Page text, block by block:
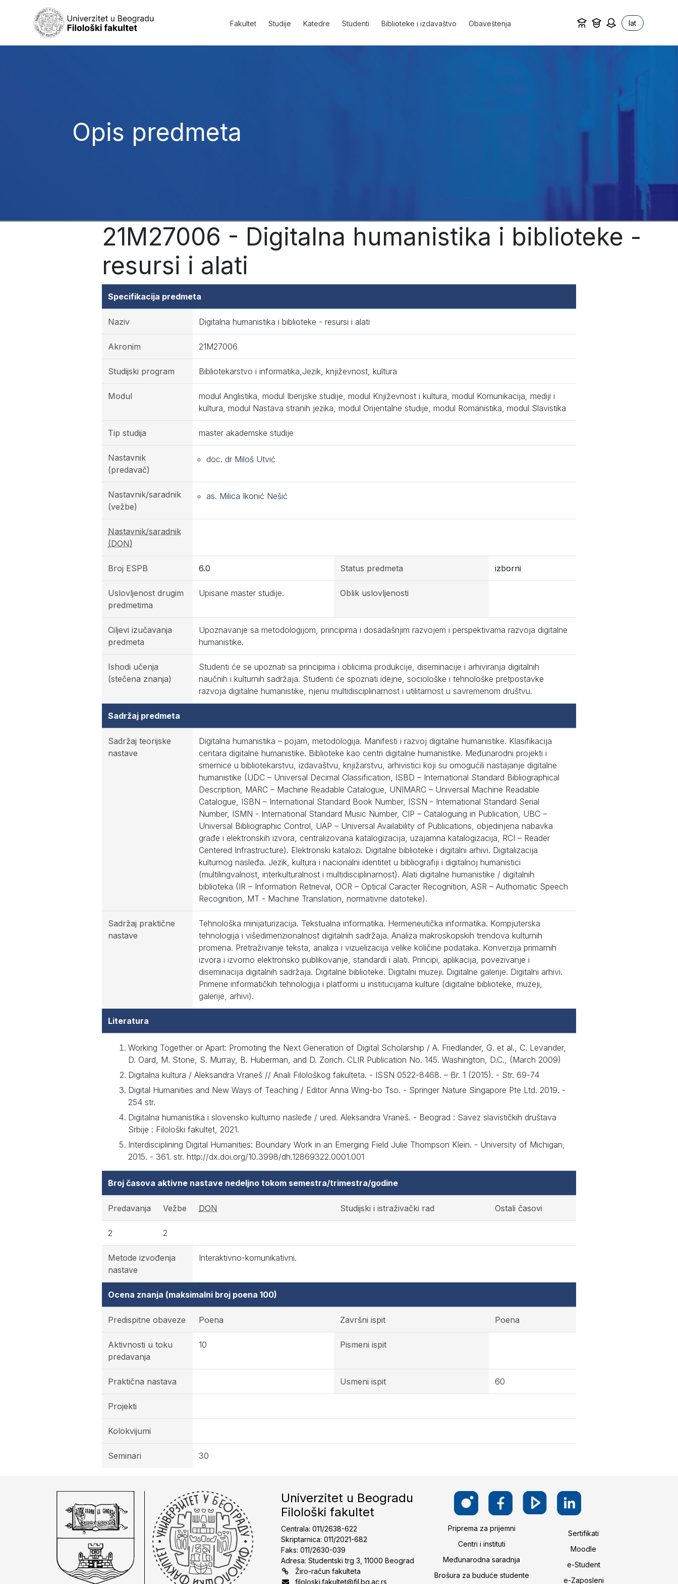
Fakultet Studije Katedre Studenti Biblioteke i izdavaštvo Obaveštenja lat
Opis predmeta
21M27006 - Digitalna humanistika i biblioteke -
resursi i alati
Specifikacija predmeta
Naziv Digitalna humanistika i biblioteke - resursi i alati
Akronim 21M27006
Studijski program Bibliotekarstvo i informatika,Jezik, književnost, kultura
Modul
modul Anglistika, modul Iberijske studije, modul Književnost i kultura, modul Komunikacija, mediji i
kultura, modul Nastava stranih jezika, modul Orijentalne studije, modul Romanistika, modul Slavistika
Tip studija master akademske studije
Nastavnik
(predavač)
doc. dr Miloš Utvić
Nastavnik/saradnik
(vežbe)
as. Milica Ikonić Nešić
Nastavnik/saradnik
(DON)
Broj ESPB 6.0 Status predmeta izborni
Uslovljenost drugim
predmetima
Upisane master studije. Oblik uslovljenosti
Ciljevi izučavanja
predmeta
Upoznavanje sa metodologijom, principima i dosadašnjim razvojem i perspektivama razvoja digitalne
humanistike.
Ishodi učenja
(stečena znanja)
Studenti će se upoznati sa principima i oblicima produkcije, diseminacije i arhiviranja digitalnih
naučnih i kulturnih sadržaja. Studenti će spoznati idejne, sociološke i tehnološke pretpostavke
razvoja digitalne humanistike, njenu multidisciplinarnost i utilitarnost u savremenom društvu.
Sadržaj predmeta
Sadržaj teorijske
nastave
Digitalna humanistika – pojam, metodologija. Manifesti i razvoj digitalne humanistike. Klasifikacija
centara digitalne humanistike. Biblioteke kao centri digitalne humanistike. Međunarodni projekti i
smernice u bibliotekarstvu, izdavaštvu, knjižarstvu, arhivistici koji su omogućili nastajanje digitalne
humanistike (UDC – Universal Decimal Classification, ISBD – International Standard Bibliographical
Description, MARC – Machine Readable Catalogue, UNIMARC – Universal Machine Readable
Catalogue, ISBN – International Standard Book Number, ISSN - International Standard Serial
Number, ISMN - International Standard Music Number, CIP – Cataloguing in Publication, UBC –
Universal Bibliographic Control, UAP – Universal Availability of Publications, objedinjena nabavka
građe i elektronskih izvora, centralizovana katalogizacija, uzajamna katalogizacija, RCI – Reader
Centered Infrastructure). Elektronski katalozi. Digitalne biblioteke i digitalni arhivi. Digitalizacija
kulturnog nasleđa. Jezik, kultura i nacionalni identitet u bibliografiji i digitalnoj humanistici
(multilingvalnost, interkulturalnost i multidisciplinarnost). Alati digitalne humanistike / digitalnih
biblioteka (IR – Information Retrieval, OCR – Optical Caracter Recognition, ASR – Authomatic Speech
Recognition, MT - Machine Translation, normativne datoteke).
Sadržaj praktične
nastave
Tehnološka minijaturizacija. Tekstualna informatika. Hermeneutička informatika. Kompjuterska
tehnologija i višedimenzionalnost digitalnih sadržaja. Analiza makroskopskih trendova kulturnih
promena. Pretraživanje teksta, analiza i vizuelizacija velike količine podataka. Konverzija primarnih
izvora i izvorno elektronsko publikovanje, standardi i alati. Principi, aplikacija, povezivanje i
diseminacija digitalnih sadržaja. Digitalne biblioteke. Digitalni muzeji. Digitalne galerije. Digitalni arhivi.
Primene informatičkih tehnologija i platformi u institucijama kulture (digitalne biblioteke, muzeji,
galerije, arhivi).
Literatura
Working Together or Apart: Promoting the Next Generation of Digital Scholarship / A. Friedlander, G. et al., C. Levander,
D. Oard, M. Stone, S. Murray, B. Huberman, and D. Zorich. CLIR Publication No. 145. Washington, D.C., (March 2009)
Digitalna kultura / Aleksandra Vraneš // Anali Filološkog fakulteta. - ISSN 0522-8468. – Br. 1 (2015). - Str. 69-74
Digital Humanities and New Ways of Teaching / Editor Anna Wing-bo Tso. - Springer Nature Singapore Pte Ltd. 2019. -
254 str.
Digitalna humanistika i slovensko kulturno nasleđe / ured. Aleksandra Vraneš. - Beograd : Savez slavističkih društava
Srbije : Filološki fakultet, 2021.
Interdisciplining Digital Humanities: Boundary Work in an Emerging Field Julie Thompson Klein. - University of Michigan,
2015. - 361. str. http://dx.doi.org/10.3998/dh.12869322.0001.001
Broj časova aktivne nastave nedeljno tokom semestra/trimestra/godine
Predavanja Vežbe DON Studijski i istraživački rad Ostali časovi
2 2
Metode izvođenja
nastave
Interaktivno-komunikativni.
Ocena znanja (maksimalni broj poena 100)
Predispitne obaveze Poena Završni ispit Poena
Aktivnosti u toku
predavanja
10 Pismeni ispit
Praktična nastava Usmeni ispit 60
Projekti
Kolokvijumi
Seminari 30
Univerzitet u Beogradu
Filološki fakultet
Centrala: 011/2638-622
Skriptarnica: 011/2021-682
Faks: 011/2630-039
Adresa: Studentski trg 3, 11000 Beograd
Žiro-račun fakulteta
filoloski.fakultet@fil.bg.ac.rs
Priprema za prijemni
Centri i instituti
Međunarodna saradnja
Brošura za buduće studente
Sertifikati
Moodle
e-Student
e-Zaposleni